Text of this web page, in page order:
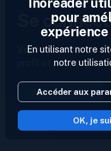
Se
Vous avez déjà un
profil et accédez à
Se connecter
2023 ©
Inoreader
pour
En utilisant notre
notre
Accéder aux
OK, je